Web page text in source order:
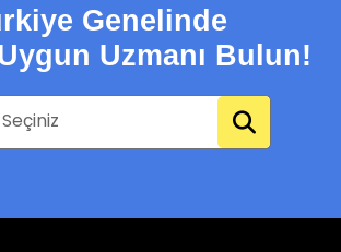
Genelinde
Uzmanı Bulun!